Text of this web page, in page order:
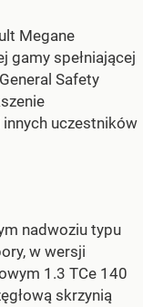
Megane
gamy spełniającej
Safety
uczestników
nadwoziu typu
w wersji
1.3 TCe 140
skrzynią